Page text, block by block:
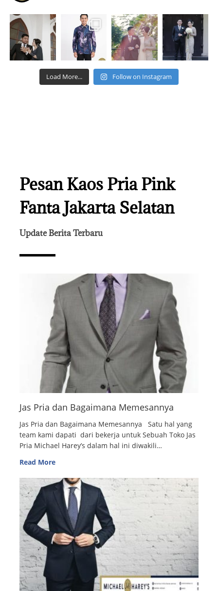
Load More... Follow on Instagram
Pesan Kaos Pria Pink
Fanta Jakarta Selatan
Update Berita Terbaru
Jas Pria dan Bagaimana Memesannya
Jas Pria dan Bagaimana Memesannya Satu hal yang
team kami dapati dari bekerja untuk Sebuah Toko Jas
Pria Michael Harey’s dalam hal ini diwakili…
Read More